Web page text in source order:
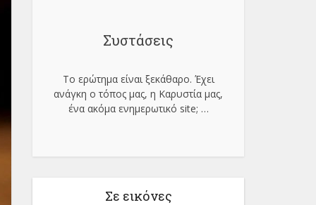
Συστάσεις
Το ερώτημα είναι ξεκάθαρο. Έχει
ανάγκη ο τόπος μας, η Καρυστία μας,
ένα ακόμα ενημερωτικό site; …
Σε εικόνες